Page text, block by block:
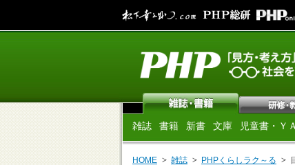
雑誌 書籍 新書 文庫 児童書・ＹＡ
HOME 雑誌 PHPくらしラク～る